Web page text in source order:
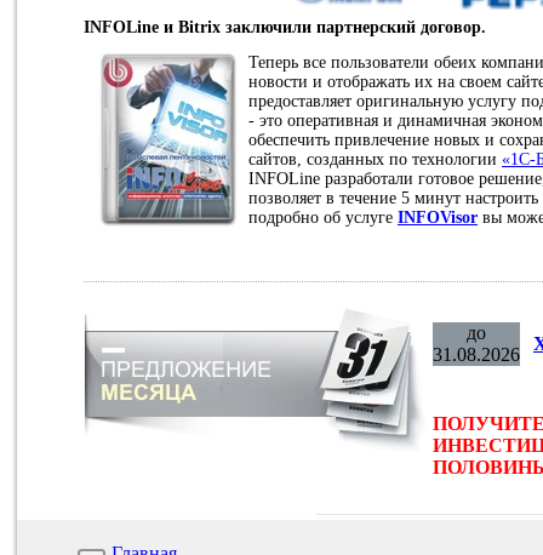
INFOLine и Bitrix заключили партнерский договор.
Теперь все пользователи обеих
новости и отображать их на своем
предоставляет оригинальную услугу
- это оперативная и динамичная
обеспечить привлечение новых и
сайтов, созданных по технологии «1C-
INFOLine разработали готовое
позволяет в течение 5 минут
подробно об услуге INFOVisor вы
до
31.08.2026
ПОЛОВИНЫ